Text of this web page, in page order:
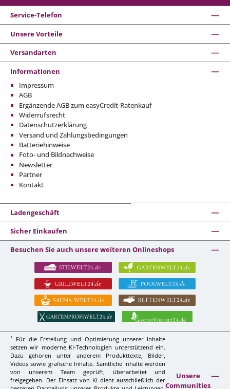
Service-Telefon
Unsere Vorteile
Versandarten
Informationen
Impressum
AGB
Ergänzende AGB zum easyCredit-Ratenkauf
Widerrufsrecht
Datenschutzerklärung
Versand und Zahlungsbedingungen
Batteriehinweise
Foto- und Bildnachweise
Newsletter
Partner
Kontakt
Ladengeschäft
Sicher Einkaufen
Besuchen Sie auch unsere weiteren Onlineshops
*
Für die Erstellung und Optimierung unserer Inhalte
setzen wir moderne KI-Technologien unterstützend ein.
Dazu gehören unter anderem Produkttexte, Bilder,
Videos sowie grafische Inhalte. Sämtliche Inhalte werden
von unserem Team geprüft, überarbeitet und
freigegeben. Der Einsatz von KI dient ausschließlich der
Unsere
Communities